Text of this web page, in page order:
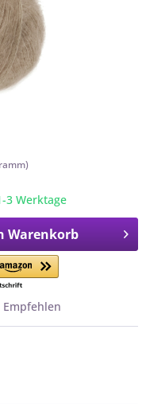
3 Werktage
Warenkorb
Empfehlen